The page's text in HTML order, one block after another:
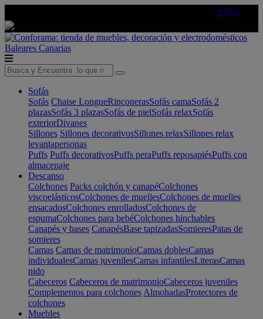
AQUÍ
Baleares Canarias
Sofás
Sofás Chaise LongueRinconerasSofás camaSofás 2
plazasSofás 3 plazasSofás de pielSofás relaxSofás
exteriorDivanes
Sillones Sillones decorativosSillones relaxSillones relax
levantapersonas
Puffs Puffs decorativosPuffs peraPuffs reposapiésPuffs con
almacenaje
Descanso
Colchones Packs colchón y canapéColchones
viscoelásticosColchones de muellesColchones de muelles
ensacadosColchones enrolladosColchones de
espumaColchones para bebéColchones hinchables
Canapés y bases CanapésBase tapizadasSomieresPatas de
somieres
Camas Camas de matrimonioCamas doblesCamas
individualesCamas juvenilesCamas infantilesLiterasCamas
nido
Cabeceros Cabeceros de matrimonioCabeceros juveniles
Complementos para colchones AlmohadasProtectores de
colchones
Muebles